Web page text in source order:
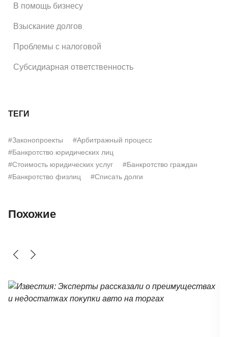
В помощь бизнесу
Взыскание долгов
Проблемы с налоговой
Субсидиарная ответственность
ТЕГИ
#Законопроекты
#Арбитражный процесс
#Банкротство юридических лиц
#Стоимость юридических услуг
#Банкротство граждан
#Банкротство физлиц
#Списать долги
Похожие